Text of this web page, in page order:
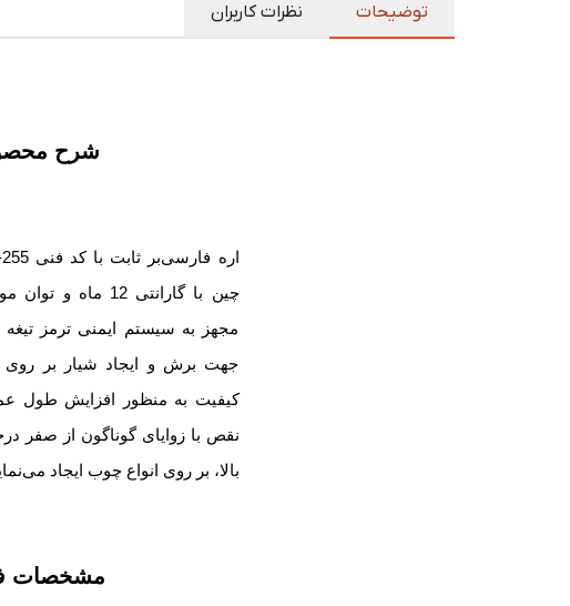
توضیحات نظرات کاربران
شرح
مجهز به سیستم ایمنی ترمز تیغه
جهت برش و ایجاد شیار بر روی
کیفیت به منظور افزایش طول
بالا، بر روی انواع چوب ایجاد
مشخصات